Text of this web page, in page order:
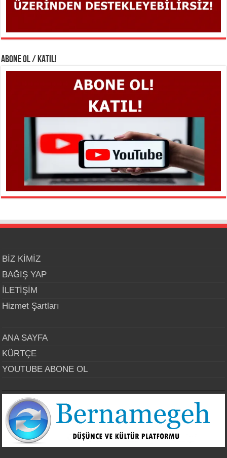
ABONE OL / KATIL!
BİZ KİMİZ
BAĞIŞ YAP
İLETİŞİM
Hizmet Şartları
ANA SAYFA
KÜRTÇE
YOUTUBE ABONE OL